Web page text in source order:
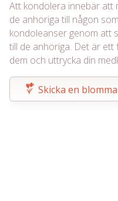
Att kondolera innebär att
de anhöriga till någon
kondoleanser genom att
till de anhöriga. Det är
dem och uttrycka din
Skicka en blomma